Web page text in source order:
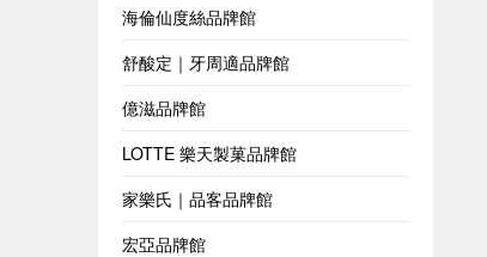
海倫仙度絲品牌館
舒酸定｜牙周適品牌館
億滋品牌館
LOTTE 樂天製菓品牌館
家樂氏｜品客品牌館
宏亞品牌館